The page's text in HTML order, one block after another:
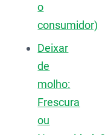
o
consumidor)
Deixar
de
molho:
Frescura
ou